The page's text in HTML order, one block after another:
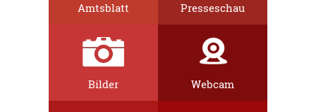
Amtsblatt Presseschau
Bilder Webcam